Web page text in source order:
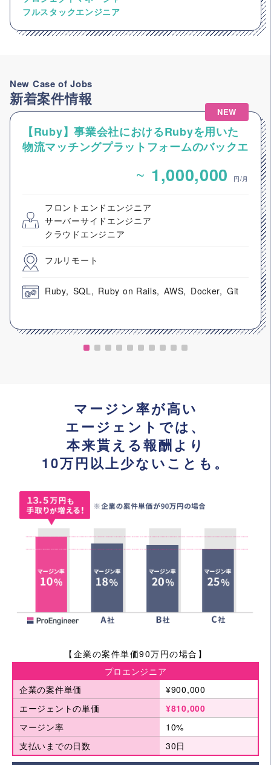
フルスタックエンジニア
New Case of Jobs
新着案件情報
NEW
【Ruby】事業会社におけるRubyを用いた
物流マッチングプラットフォームのバックエ
~ 1,000,000 円/月
フロントエンドエンジニア
サーバーサイドエンジニア
クラウドエンジニア
フルリモート
Ruby SQL Ruby on Rails AWS Docker Git
マージン率が高い
エージェントでは、
本来貰える報酬より
10万円以上少ないことも。
【企業の案件単価90万円の場合】
プロエンジニア
企業の案件単価
¥900,000
エージェントの単価
¥810,000
マージン率
10%
支払いまでの日数
30日